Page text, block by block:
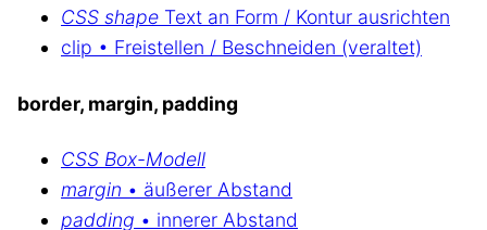
CSS shape Text an Form / Kontur ausrichten
clip • Freistellen / Beschneiden (veraltet)
border, margin, padding
CSS Box-Modell
margin • äußerer Abstand
padding • innerer Abstand